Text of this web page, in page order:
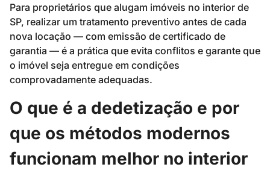
Para proprietários que alugam imóveis no interior de
SP, realizar um tratamento preventivo antes de cada
nova locação — com emissão de certificado de
garantia — é a prática que evita conflitos e garante que
o imóvel seja entregue em condições
comprovadamente adequadas.
O que é a dedetização e por
que os métodos modernos
funcionam melhor no interior